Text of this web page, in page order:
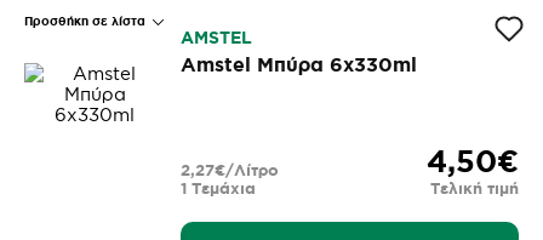
Προσθήκη σε λίστα
AMSTEL
Amstel Μπύρα 6x330ml
4,50€
Τελική τιμή
1 Τεμάχια
2,27€/Λίτρο